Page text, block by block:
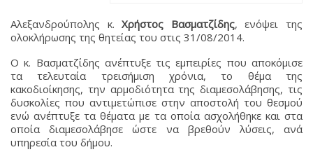
Αλεξανδρούπολης κ.Χρήστος Βασματζίδης, ενόψει της
ολοκλήρωσης της θητείας του στις 31/08/2014.
Ο κ. Βασματζίδης ανέπτυξε τις εμπειρίες που αποκόμισε
τα τελευταία τρεισήμιση χρόνια, το θέμα της
κακοδιοίκησης, την αρμοδιότητα της διαμεσολάβησης, τις
δυσκολίες που αντιμετώπισε στην αποστολή του θεσμού
ενώ ανέπτυξε τα θέματα με τα οποία ασχολήθηκε και στα
οποία διαμεσολάβησε ώστε να βρεθούν λύσεις, ανά
υπηρεσία του δήμου.